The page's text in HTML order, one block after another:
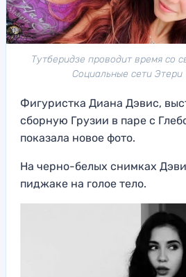
Тутберидзе проводит время со
Социальные сети Этери
Фигуристка Диана Дэвис,
сборную Грузии в паре с
показала новое фото.
На черно-белых снимках
пиджаке на голое тело.